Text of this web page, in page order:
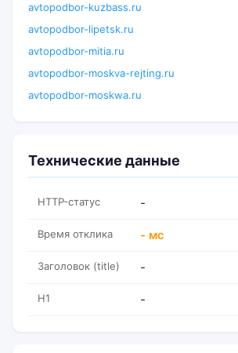
avtopodbor-kuzbass.ru
avtopodbor-lipetsk.ru
avtopodbor-mitia.ru
avtopodbor-moskva-rejting.ru
avtopodbor-moskwa.ru
Технические данные
HTTP-статус -
Время отклика - мс
Заголовок (title) -
H1 -